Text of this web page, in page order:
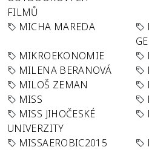
FILMŮ
MICHA MAREDA
MIKROEKONOMIE
MILENA BERANOVÁ
MILOŠ ZEMAN
MISS
MISS JIHOČESKÉ
UNIVERZITY
MISSAEROBIC2015